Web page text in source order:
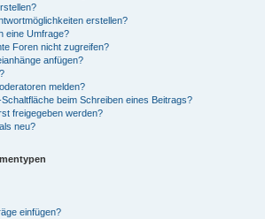
erstellen?
eine Umfrage?
Foren nicht zugreifen?
anfügen?
melden?
beim Schreiben eines Beitrags?
freigegeben werden?
neu?
einfügen?